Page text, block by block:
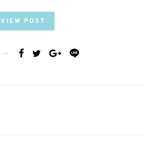
VIEW POST